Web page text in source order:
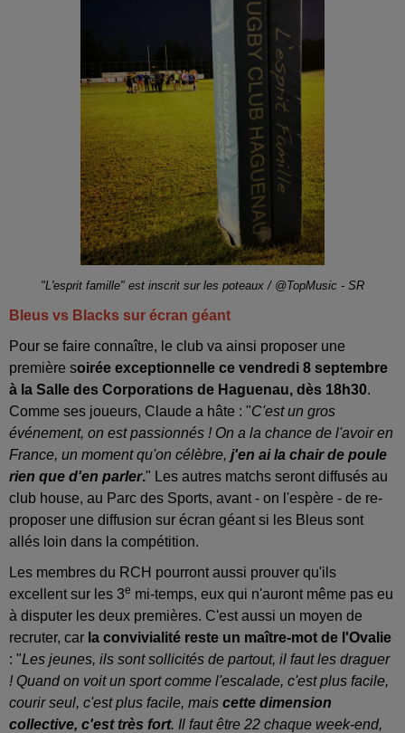
"L'esprit famille" est inscrit sur les poteaux / @TopMusic - SR
Bleus vs Blacks sur écran géant
Pour se faire connaître, le club va ainsi proposer une
première soirée exceptionnelle ce vendredi 8 septembre
à la Salle des Corporations de Haguenau, dès 18h30.
Comme ses joueurs, Claude a hâte : "C'est un gros
événement, on est passionnés ! On a la chance de l'avoir en
France, un moment qu'on célèbre, j'en ai la chair de poule
rien que d'en parler." Les autres matchs seront diffusés au
club house, au Parc des Sports, avant - on l'espère - de re-
proposer une diffusion sur écran géant si les Bleus sont
allés loin dans la compétition.
Les membres du RCH pourront aussi prouver qu'ils
excellent sur les 3e mi-temps, eux qui n'auront même pas eu
à disputer les deux premières. C'est aussi un moyen de
recruter, car la convivialité reste un maître-mot de l'Ovalie
: "Les jeunes, ils sont sollicités de partout, il faut les draguer
! Quand on voit un sport comme l'escalade, c'est plus facile,
courir seul, c'est plus facile, mais cette dimension
collective, c'est très fort. Il faut être 22 chaque week-end,